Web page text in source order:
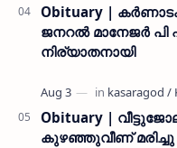
Obituary |
ജനറൽ മാനേജർ പി
നിര്യാതനായി
Obituary |
കുഴഞ്ഞുവീണ് മരിച്ചു